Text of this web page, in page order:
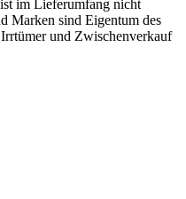
im Lieferumfang nicht
Marken sind Eigentum des
und Zwischenverkauf